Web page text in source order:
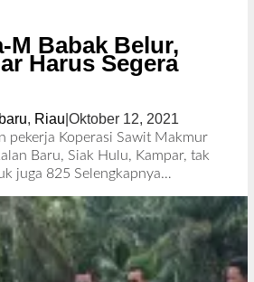
M Babak Belur,
Harus Segera
, Riau Oktober 12, 2021
l
e
e
d
a
k
pekerja Koperasi Sawit Makmur
Baru, Siak Hulu, Kampar, tak
juga 825 Selengkapnya…